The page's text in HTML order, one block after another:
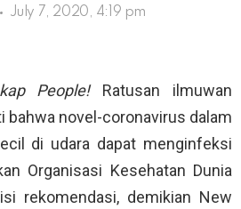
July 7, 2020, 4:19 pm
People!Ratusan ilmuwan
bahwa novel-coronavirus dalam
di udara dapat menginfeksi
Organisasi Kesehatan Dunia
rekomendasi, demikian New